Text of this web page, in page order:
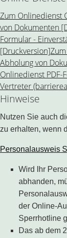
Zum Onlinedienst
von Dokumenten
Formular -
[Druckversion]
Abholung von
Onlinedienst PDF-
Vertreter
Hinweise
Nutzen Sie auch
zu erhalten, wenn
Personalausweis
Wird Ihr
abhanden,
der Online-
Sperrhotline
Das ab dem